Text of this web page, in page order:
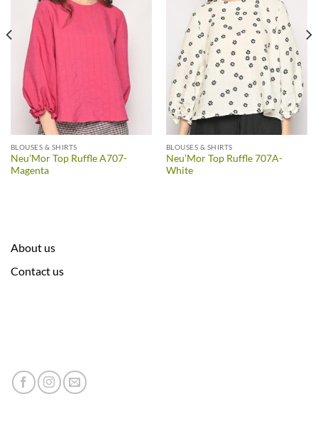
BLOUSES & SHIRTS
Neu’Mor Top Ruffle A707-
Magenta
BLOUSES & SHIRTS
Neu’Mor Top Ruffle 707A-
White
About us
Contact us